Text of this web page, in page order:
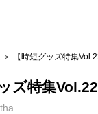
＞ 【時短グッズ特集
ッズ特集